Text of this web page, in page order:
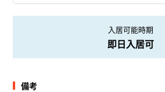
入居可能時期
即日入居可
備考